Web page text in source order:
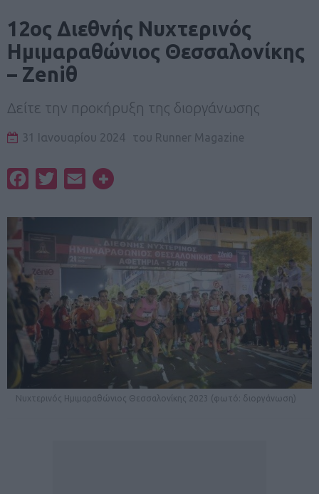
12ος Διεθνής Νυχτερινός
Ημιμαραθώνιος Θεσσαλονίκης
– Zeniθ
Δείτε την προκήρυξη της διοργάνωσης
31 Ιανουαρίου 2024 του Runner Magazine
FacebookTwitterEmail
Νυχτερινός Ημιμαραθώνιος Θεσσαλονίκης 2023 (φωτό: διοργάνωση)